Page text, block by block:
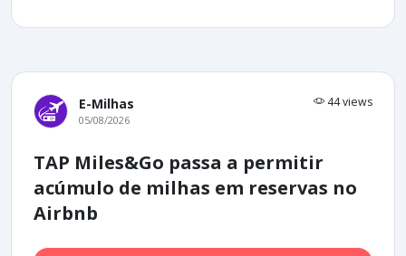
E-Milhas 44 views
05/08/2026
TAP Miles&Go passa a permitir
acúmulo de milhas em reservas no
Airbnb